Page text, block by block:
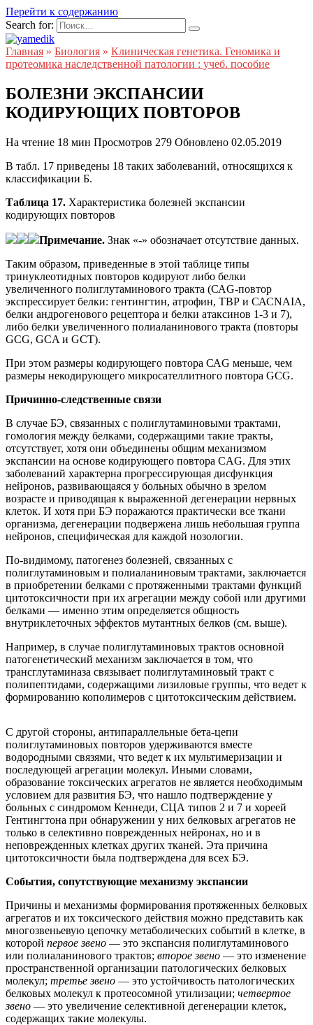
Перейти к содержанию
Search for:
Главная » Биология » Клиническая генетика. Геномика и
протеомика наследственной патологии : учеб. пособие
БОЛЕЗНИ ЭКСПАНСИИ
КОДИРУЮЩИХ ПОВТОРОВ
На чтение 18 мин Просмотров 279 Обновлено 02.05.2019
В табл. 17 приведены 18 таких заболеваний, относящихся к
классификации Б.
Таблица 17. Характеристика болезней экспансии
кодирующих повторов
Примечание. Знак «-» обозначает отсутствие данных.
Таким образом, приведенные в этой таблице типы
тринуклеотидных повторов кодируют либо белки
увеличенного полиглутаминового тракта (САG-повтор
экспрессирует белки: гентингтин, атрофин, ТВР и САСNAIA,
белки андрогенового рецептора и белки атаксинов 1-3 и 7),
либо белки увеличенного полиаланинового тракта (повторы
GCG, GCA и GCT).
При этом размеры кодирующего повтора САG меньше, чем
размеры некодирующего микросателлитного повтора GCG.
Причинно-следственные связи
В случае БЭ, связанных с полиглутаминовыми трактами,
гомология между белками, содержащими такие тракты,
отсутствует, хотя они объединены общим механизмом
экспансии на основе кодирующего повтора CAG. Для этих
заболеваний характерна прогрессирующая дисфункция
нейронов, развивающаяся у больных обычно в зрелом
возрасте и приводящая к выраженной дегенерации нервных
клеток. И хотя при БЭ поражаются практически все ткани
организма, дегенерации подвержена лишь небольшая группа
нейронов, специфическая для каждой нозологии.
По-видимому, патогенез болезней, связанных с
полиглутаминовым и полиаланиновым трактами, заключается
в приобретении белками с протяженными трактами функций
цитотоксичности при их агрегации между собой или другими
белками — именно этим определяется общность
внутриклеточных эффектов мутантных белков (см. выше).
Например, в случае полиглутаминовых трактов основной
патогенетический механизм заключается в том, что
трансглутаминаза связывает полиглутаминовый тракт с
полипептидами, содержащими лизиловые группы, что ведет к
формированию кополимеров с цитотоксическим действием.
С другой стороны, антипараллельные бета-цепи
полиглутаминовых повторов удерживаются вместе
водородными связями, что ведет к их мультимеризации и
последующей агрегации молекул. Иными словами,
образование токсических агрегатов не является необходимым
условием для развития БЭ, что нашло подтверждение у
больных с синдромом Кеннеди, СЦА типов 2 и 7 и хореей
Гентингтона при обнаружении у них белковых агрегатов не
только в селективно поврежденных нейронах, но и в
неповрежденных клетках других тканей. Эта причина
цитотоксичности была подтверждена для всех БЭ.
События, сопутствующие механизму экспансии
Причины и механизмы формирования протяженных белковых
агрегатов и их токсического действия можно представить как
многозвеньевую цепочку метаболических событий в клетке, в
которой первое звено — это экспансия полиглутаминового
или полиаланинового трактов; второе звено — это изменение
пространственной организации патологических белковых
молекул; третье звено — это устойчивость патологических
белковых молекул к протеосомной утилизации; четвертое
звено — это увеличение селективной дегенерации клеток,
содержащих такие молекулы.